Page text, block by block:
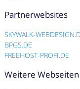
Partnerwebsites
SKYWALK-
BPGS.DE
FREEHOST-PROFI.DE
Weitere